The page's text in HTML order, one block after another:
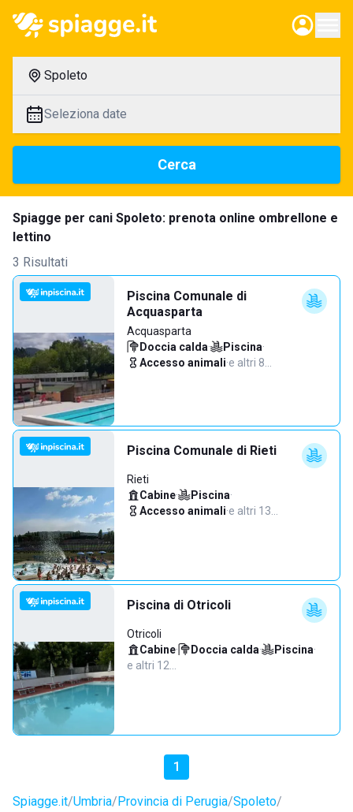
Spoleto
Seleziona date
Cerca
Spiagge per cani Spoleto: prenota online ombrellone e
lettino
3 Risultati
Piscina Comunale di
Acquasparta
Acquasparta
Doccia calda· Piscina·
Accesso animali·e altri 8…
Piscina Comunale di Rieti
Rieti
Cabine· Piscina·
Accesso animali·e altri 13…
Piscina di Otricoli
Otricoli
Cabine· Doccia calda· Piscina·
e altri 12…
1
Spiagge.it Umbria Provincia di Perugia Spoleto